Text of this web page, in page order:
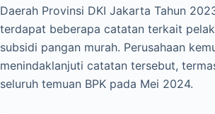
Daerah Provinsi DKI Jakarta Tahun
terdapat beberapa catatan terkait
subsidi pangan murah. Perusahaan
menindaklanjuti catatan tersebut,
seluruh temuan BPK pada Mei 2024.